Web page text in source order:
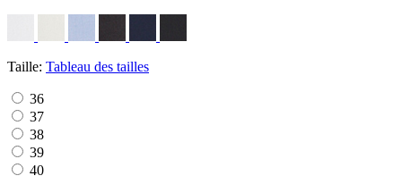
Taille: Tableau des tailles
36
37
38
39
40